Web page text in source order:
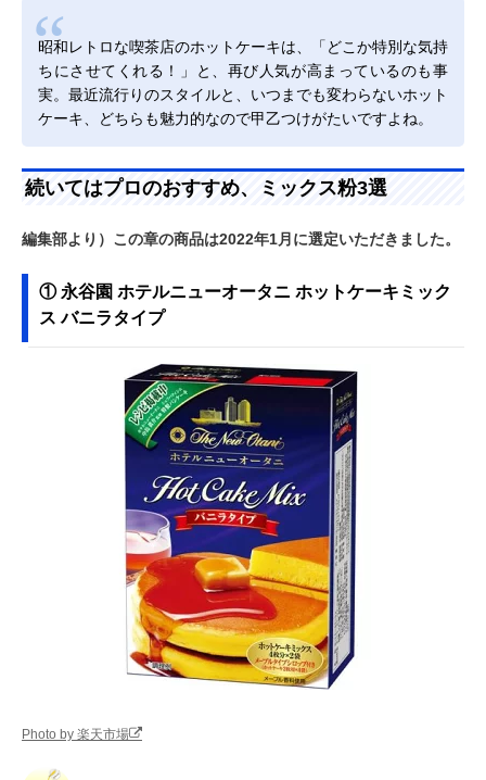
昭和レトロな喫茶店のホットケーキは、「どこか特別な気持
ちにさせてくれる！」と、再び人気が高まっているのも事
実。最近流行りのスタイルと、いつまでも変わらないホット
ケーキ、どちらも魅力的なので甲乙つけがたいですよね。
続いてはプロのおすすめ、ミックス粉3選
編集部より）この章の商品は2022年1月に選定いただきました。
① 永谷園 ホテルニューオータニ ホットケーキミック
ス バニラタイプ
Photo by 楽天市場